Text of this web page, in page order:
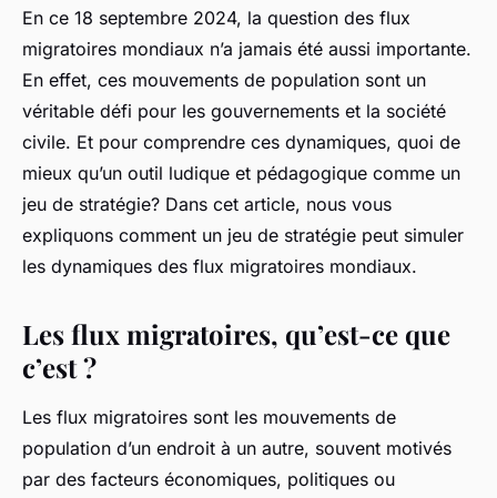
Comment un jeu de stratégie
peut-il simuler les
dynamiques des flux
migratoires mondiaux?
Lila•30 septembre 2024•6 min de lecture
En ce 18 septembre 2024, la question des flux
migratoires mondiaux n’a jamais été aussi importante.
En effet, ces mouvements de population sont un
véritable défi pour les gouvernements et la société
civile. Et pour comprendre ces dynamiques, quoi de
mieux qu’un outil ludique et pédagogique comme un
jeu de stratégie? Dans cet article, nous vous
expliquons comment un jeu de stratégie peut simuler
les dynamiques des flux migratoires mondiaux.
Les flux migratoires, qu’est-ce que
c’est ?
Les flux migratoires sont les mouvements de
population d’un endroit à un autre, souvent motivés
par des facteurs économiques, politiques ou